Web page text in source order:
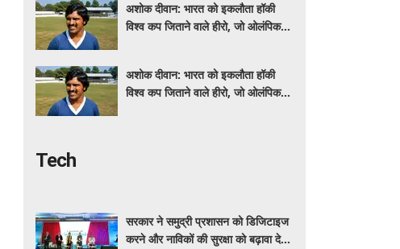
अशोक दीवान: भारत को इकलौता हॉकी
विश्व कप जिताने वाले हीरो, जो ओलंपिक में
अशोक दीवान: भारत को इकलौता हॉकी
विश्व कप जिताने वाले हीरो, जो ओलंपिक में
Tech
सरकार ने समुद्री प्रशासन को डिजिटाइज
करने और नाविकों की सुरक्षा को बढ़ावा देने